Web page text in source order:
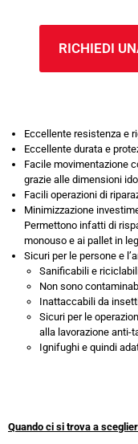
RICHIEDI
Eccellente resistenza e
Eccellente durata e
Facile movimentazione
grazie alle dimensioni
Facili operazioni di
Minimizzazione
Permettono infatti di
monouso e ai pallet in
Sicuri per le persone e
Sanificabili e
Non sono
Inattaccabili da
Sicuri per le
alla lavorazione anti-
Ignifughi e quindi
Quando ci si trova a